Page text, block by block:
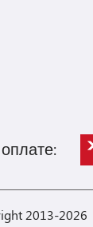
2013-2026